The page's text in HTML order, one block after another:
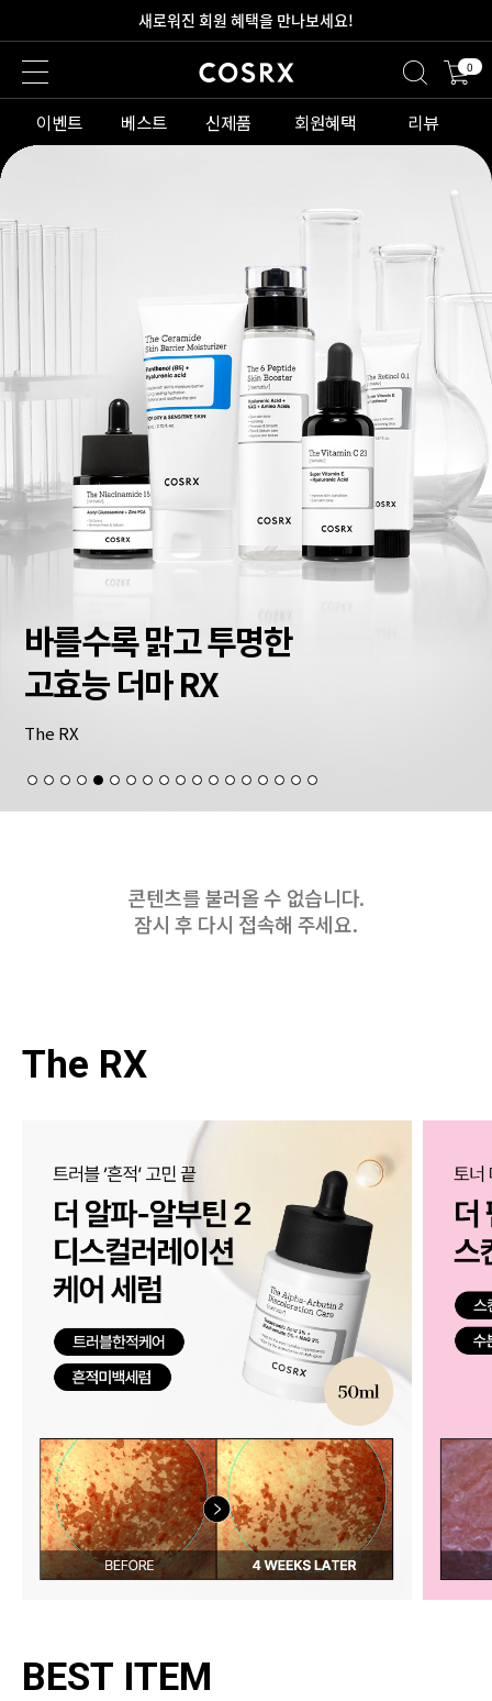
새로워진 회원 혜택을 만나보세요!
2만원 이상 무료 배송 0
이벤트 베스트 신제품 회원혜택 리뷰
바를수록 맑고 투명한
고효능 더마 RX
The RX
콘텐츠를 불러올 수 없습니다.
잠시 후 다시 접속해 주세요.
The RX
BEST ITEM